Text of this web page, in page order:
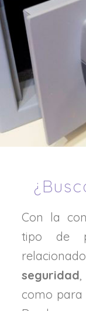
Con la
tipo de
seguridad
como para